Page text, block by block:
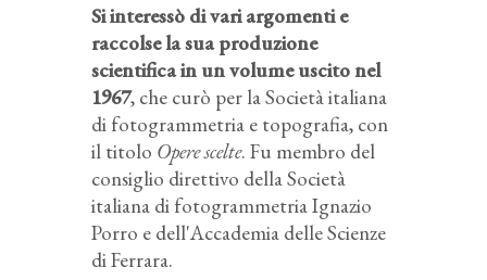
Si interessò di vari argomenti e
raccolse la sua produzione
scientifica in un volume uscito nel
1967, che curò per la Società italiana
di fotogrammetria e topografia, con
il titolo Opere scelte. Fu membro del
consiglio direttivo della Società
italiana di fotogrammetria Ignazio
Porro e dell'Accademia delle Scienze
di Ferrara.